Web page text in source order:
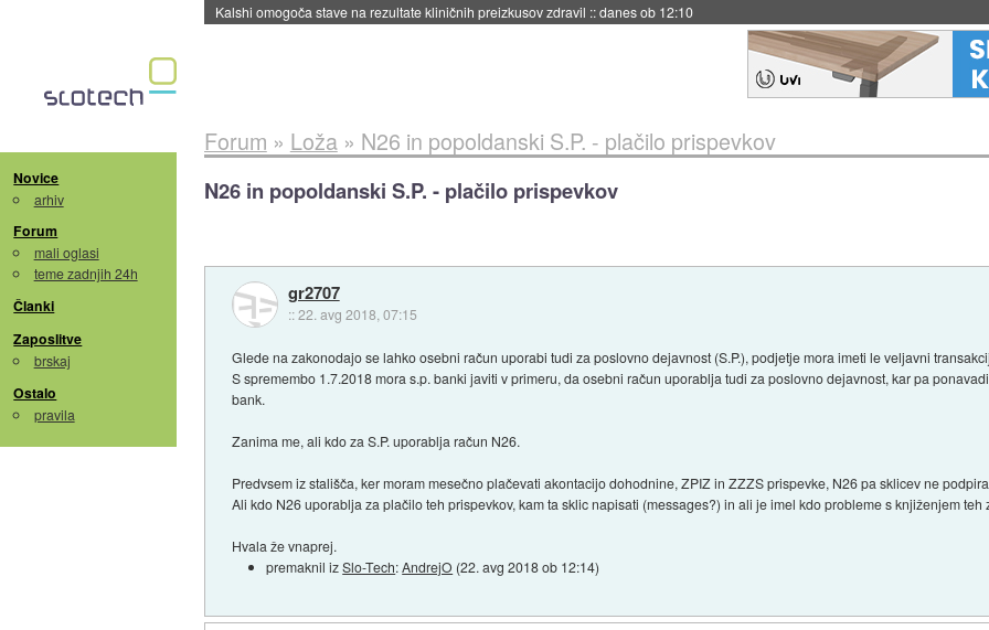
Sandisk že prodal več kot polovico SSD-jev za naslednji dve leti::danes ob 11:37
Novice
arhiv
Forum
mali oglasi
teme zadnjih 24h
Članki
Zaposlitve
brskaj
Ostalo
pravila
Forum » Loža» N26 in popoldanski S.P. - plačilo prispevkov
N26 in popoldanski S.P. - plačilo prispevkov
gr2707
::22. avg 2018, 07:15
Glede na zakonodajo se lahko osebni račun uporabi tudi za poslovno dejavnost (S.P.), podjetje mora imeti le veljavni
S spremembo 1.7.2018 mora s.p. banki javiti v primeru, da osebni račun uporablja tudi za poslovno dejavnost, kar pa
bank.
Zanima me, ali kdo za S.P. uporablja račun N26.
Predvsem iz stališča, ker moram mesečno plačevati akontacijo dohodnine, ZPIZ in ZZZS prispevke, N26 pa sklicev ne
Ali kdo N26 uporablja za plačilo teh prispevkov, kam ta sklic napisati (messages?) in ali je imel kdo probleme s knjiženjem teh
Hvala že vnaprej.
premaknil izSlo-Tech:AndrejO (22. avg 2018 ob 12:14)